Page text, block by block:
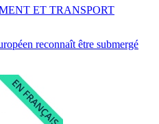
reconnaît être submergé
ET TRANSPORT